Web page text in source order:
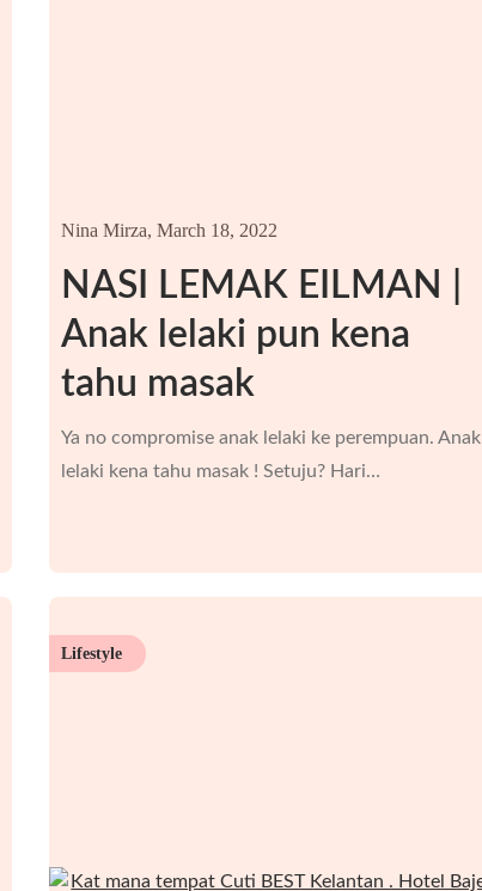
NASI LEMAK EILMAN |
Anak lelaki pun kena
tahu masak
Nina Mirza, March 18, 2022
Ya no compromise anak lelaki ke perempuan. Anak
lelaki kena tahu masak ! Setuju? Hari…
Lifestyle